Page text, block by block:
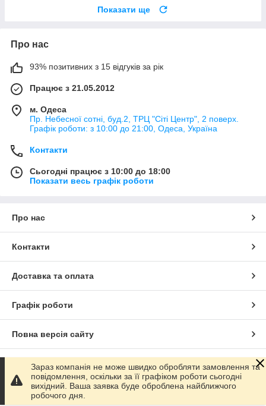
Показати ще
Про нас
93% позитивних з 15 відгуків за рік
Працює з 21.05.2012
м. Одеса
Пр. Небесної сотні, буд.2, ТРЦ "Сіті Центр", 2 поверх.
Графік роботи: з 10:00 до 21:00, Одеса, Україна
Контакти
Сьогодні працює з 10:00 до 18:00
Показати весь графік роботи
Про нас
Контакти
Доставка та оплата
Графік роботи
Повна версія сайту
Сайт створено на маркетплейсіProm.ua
Політика конфіденційності
Зараз компанія не може швидко обробляти замовлення та
повідомлення, оскільки за її графіком роботи сьогодні
вихідний. Ваша заявка буде оброблена найближчого
робочого дня.